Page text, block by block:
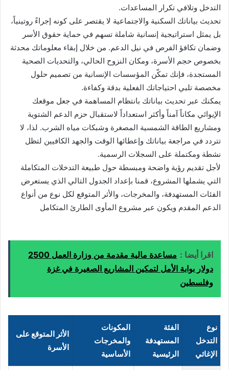
التدخل وتلافي تكرار المساعدات.
تحديث بياناتك السكنية والاجتماعية لا يقتصر على كونه إجراءً روتينياً،
بل يمثل استراتيجية إنسانية شاملة تسهم في حماية حقوق الأسر
وضمان تكافؤ الفرص في نيل الدعم. من خلال إبقاء معلوماتك محدثة
بخصوص حجم الأسرة، ومكان النزوح الحالي، والتحديات الصحية
المستجدة، فإنك تمكّن المؤسسات الإنسانية من تصميم حلول
مخصصة تلبي احتياجاتك الفعلية بدقة وكفاءة.
يمكنك عبر تحديث بياناتك بانتظام المساهمة في جعل موقعك
الإيوائي مكاناً آمناً وأكثر استعداداً لاستقبال حزم الدعم الشتوية
ومشاريع الطاقة الشمسية المصغرة وشبكات مياه الشرب. لذا، لا
تتردد في مراجعة بياناتك وإعطائها الوقت والجهد الكافيين لتظل
نشطة ومكتملة على السجلات الرسمية.
لأجل تقديم رؤية واضحة ومبسطة حول طبيعة التدخلات المتكاملة
التي يشملها المشروع، قمنا بإعداد الجدول التالي الذي يستعرض
الفئات المستهدفة، والمخرجات، والأثر المتوقع لكل نوع من أنواع
الدعم المقدم ويكون عبر مشروع المأوى الطارئ المتكامل
اقرا أيضا :
مساعدة مالية مقدمة من وزارة العمل 2500
دولار بوابة الأمل لتمكين المشاريع الصغيرة في غزة
وفلسطين
نوع
التدخل
الإغاثي
الفئة
المستهدفة
الرئيسية
المكونات
والمخرجات
الأساسية
الأثر المتوقع على
الأسرة